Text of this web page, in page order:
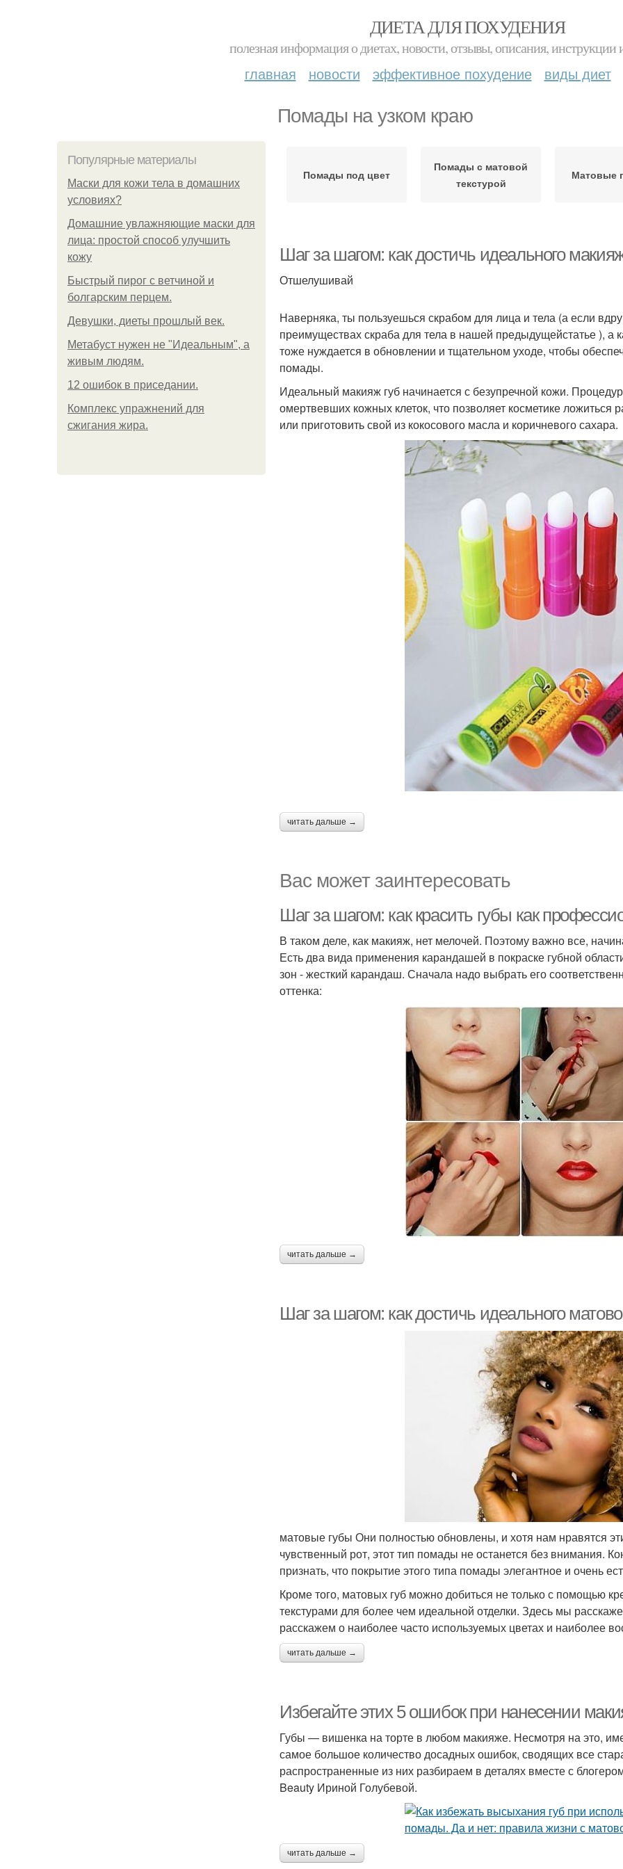
ДИЕТА ДЛЯ ПОХУДЕНИЯ
полезная информация о диетах, новости, отзывы, описания, инструкции
главная новости эффективное похудение виды диет
Помады на узком краю
Популярные материалы
Маски для кожи тела в домашних
условиях?
Домашние увлажняющие маски для
лица: простой способ улучшить
кожу
Быстрый пирог с ветчиной и
болгарским перцем.
Девушки, диеты прошлый век.
Метабуст нужен не "Идеальным", а
живым людям.
12 ошибок в приседании.
Комплекс упражнений для
сжигания жира.
Помады под цвет
Помады с матовой
текстурой
Матовые
Шаг за шагом: как достичь идеального
Отшелушивай
Наверняка, ты пользуешься скрабом для лица и тела (а если
преимуществах скраба для тела в нашей предыдущейстатье ), а
тоже нуждается в обновлении и тщательном уходе, чтобы
помады.
Идеальный макияж губ начинается с безупречной кожи.
омертвевших кожных клеток, что позволяет косметике
или приготовить свой из кокосового масла и коричневого сахара.
читать дальше →
Вас может заинтересовать
Шаг за шагом: как красить губы как
В таком деле, как макияж, нет мелочей. Поэтому важно все,
Есть два вида применения карандашей в покраске губной
зон - жесткий карандаш. Сначала надо выбрать его
оттенка:
читать дальше →
Шаг за шагом: как достичь идеального
матовые губы Они полностью обновлены, и хотя нам нравятся
чувственный рот, этот тип помады не останется без внимания.
признать, что покрытие этого типа помады элегантное и очень
Кроме того, матовых губ можно добиться не только с помощью
текстурами для более чем идеальной отделки. Здесь мы
расскажем о наиболее часто используемых цветах и ​​наиболее
читать дальше →
Избегайте этих 5 ошибок при нанесении
Губы — вишенка на торте в любом макияже. Несмотря на это,
самое большое количество досадных ошибок, сводящих все
распространенные из них разбираем в деталях вместе с
Beauty Ириной Голубевой.
читать дальше →